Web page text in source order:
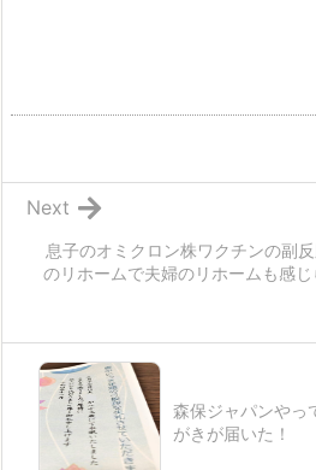
息子のオミクロン株ワクチンの副
のリホームで夫婦のリホームも感
Next
森保ジャパンやっ
がきが届いた！